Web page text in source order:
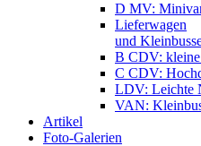
D MV:
Lieferwagen
und
B CDV:
C CDV:
LDV: Leichte
VAN:
Artikel
Foto-Galerien